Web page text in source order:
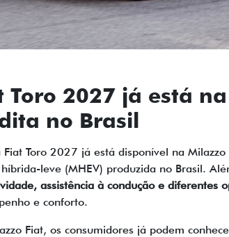
Toro 2027 já está
no Brasil
Fiat Toro 2027 já está disponível na
leve (MHEV) produzida no Brasil.
assistência à condução e diferentes
e conforto.
Fiat, os consumidores já podem